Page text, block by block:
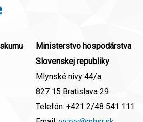
Ministerstvo hospodárstva
Slovenskej republiky
Mlynské nivy 44/a
827 15 Bratislava 29
Telefón: +421 2/48 541 111